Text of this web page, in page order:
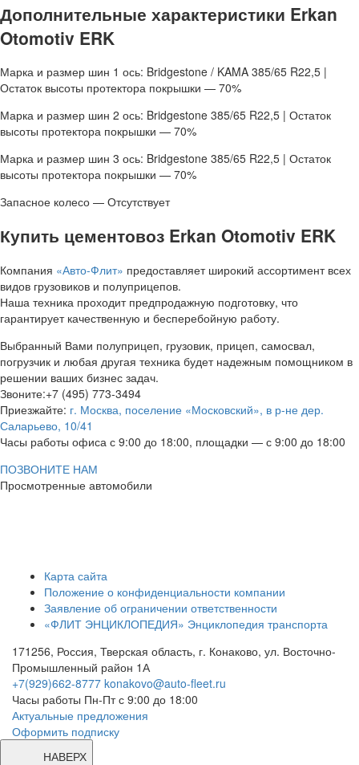
Дополнительные характеристики Erkan
Otomotiv ERK
Марка и размер шин 1 ось: Bridgestone / KAMA 385/65 R22,5 |
Остаток высоты протектора покрышки — 70%
Марка и размер шин 2 ось: Bridgestone 385/65 R22,5 | Остаток
высоты протектора покрышки — 70%
Марка и размер шин 3 ось: Bridgestone 385/65 R22,5 | Остаток
высоты протектора покрышки — 70%
Запасное колесо — Отсутствует
Купить цементовоз Erkan Otomotiv ERK
Компания «Авто-Флит» предоставляет широкий ассортимент всех
видов грузовиков и полуприцепов.
Наша техника проходит предпродажную подготовку, что
гарантирует качественную и бесперебойную работу.
Выбранный Вами полуприцеп, грузовик, прицеп, самосвал,
погрузчик и любая другая техника будет надежным помощником в
решении ваших бизнес задач.
Звоните:+7 (495) 773-3494
Приезжайте: г. Москва, поселение «Московский», в р-не дер.
Саларьево, 10/41
Часы работы офиса с 9:00 до 18:00, площадки — с 9:00 до 18:00
ПОЗВОНИТЕ НАМ
Просмотренные автомобили
Карта сайта
Положение о конфиденциальности компании
Заявление об ограничении ответственности
«ФЛИТ ЭНЦИКЛОПЕДИЯ» Энциклопедия транспорта
171256, Россия, Тверская область, г. Конаково, ул. Восточно-
Промышленный район 1А
+7(929)662-8777 konakovo@auto-fleet.ru
Часы работы Пн-Пт с 9:00 до 18:00
Актуальные предложения
Оформить подписку
НАВЕРХ